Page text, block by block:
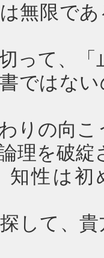
は無限で
って、「
書ではな
りの向こ
理を破
知性は
探して、